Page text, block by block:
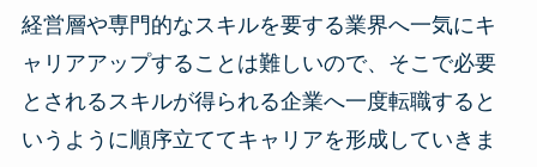
経営層や専門的なスキルを要する業界へ一気にキ
ャリアアップすることは難しいので、そこで必要
とされるスキルが得られる企業へ一度転職すると
いうように順序立ててキャリアを形成していきま